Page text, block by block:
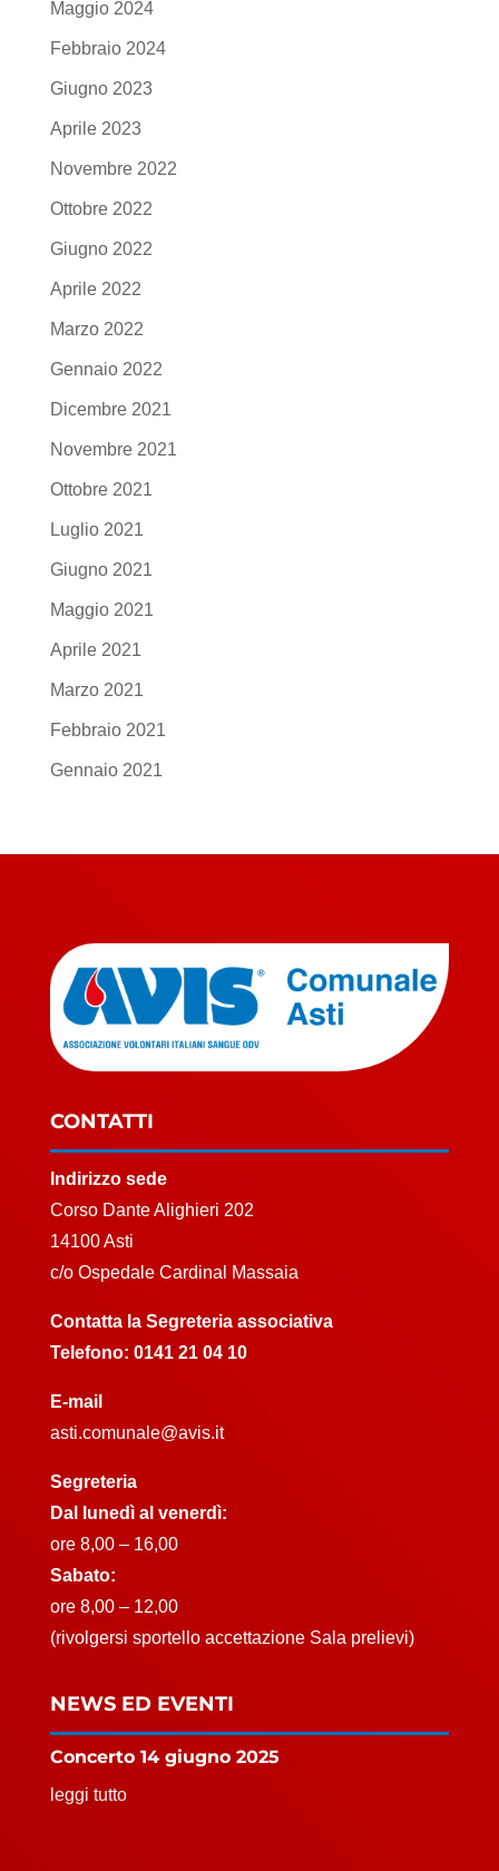
Maggio 2024
Febbraio 2024
Giugno 2023
Aprile 2023
Novembre 2022
Ottobre 2022
Giugno 2022
Aprile 2022
Marzo 2022
Gennaio 2022
Dicembre 2021
Novembre 2021
Ottobre 2021
Luglio 2021
Giugno 2021
Maggio 2021
Aprile 2021
Marzo 2021
Febbraio 2021
Gennaio 2021
CONTATTI
Indirizzo sede
Corso Dante Alighieri 202
14100 Asti
c/o Ospedale Cardinal Massaia
Contatta la Segreteria associativa
Telefono: 0141 21 04 10
E-mail
asti.comunale@avis.it
Segreteria
Dal lunedì al venerdì:
ore 8,00 – 16,00
Sabato:
ore 8,00 – 12,00
(rivolgersi sportello accettazione Sala prelievi)
NEWS ED EVENTI
Concerto 14 giugno 2025
leggi tutto